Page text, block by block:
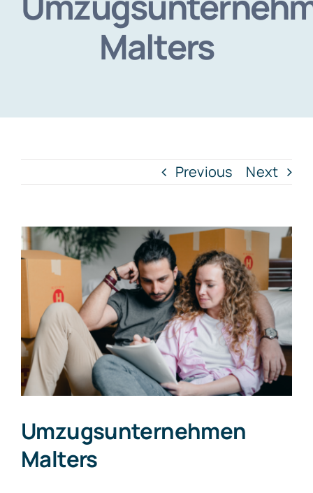
Malters
Previous Next
View
Larger
Image
Umzugsunternehmen
Malters